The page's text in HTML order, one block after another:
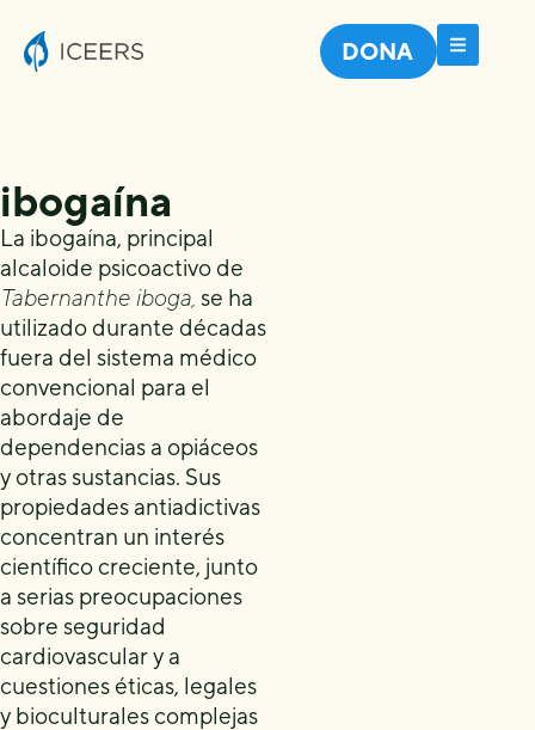
DONA
ibogaína
La ibogaína, principal
alcaloide psicoactivo de
Tabernanthe iboga, se ha
utilizado durante décadas
fuera del sistema médico
convencional para el
abordaje de
dependencias a opiáceos
y otras sustancias. Sus
propiedades antiadictivas
concentran un interés
científico creciente, junto
a serias preocupaciones
sobre seguridad
cardiovascular y a
cuestiones éticas, legales
y bioculturales complejas